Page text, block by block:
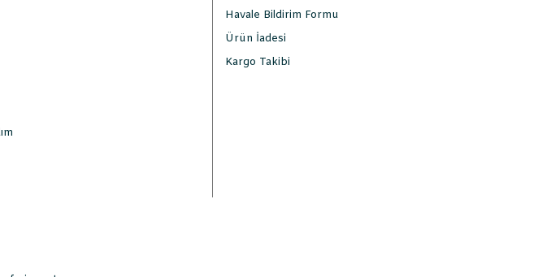
Havale Bildirim Formu
Ürün İadesi
Kargo Takibi